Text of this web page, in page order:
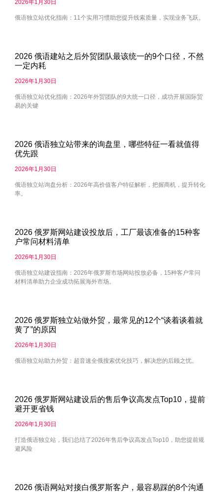
2026年1月30日
俄语独立站优化指南：11个实用习惯助您提升线索质量，实现业务飞跃。
2026 俄语建站之后外贸团队最该统一的9个口径，不然
一定内耗
2026年1月30日
俄语独立站优化指南：2026年外贸团队的9大统一口径，成功开展国际贸
易的关键
2026 俄语独立站带来的询盘里，哪些特征一看就值得
优先跟
2026年1月30日
俄语独立站询盘分析：2026年高价值客户特征解析，把握商机，提升转化
率。
2026 俄罗斯网站建设投放后，工厂最该准备的15种客
户常问材料清单
2026年1月30日
俄语独立站建设指南：2026年俄罗斯市场网站投放必备，15种客户常问
材料清单助力企业成功拓展海外市场。
2026 俄罗斯独立站做外贸，最常见的12个“谈着谈着就
黄了”的原因
2026年1月30日
俄语独立站助力外贸：超音速全俄搜索优化技巧，解决您的后顾之忧。
2026 俄罗斯网站建设后的售后争议高发点Top10，提前
避开更省钱
2026年1月30日
打造俄语独立站，我们总结了2026年售后争议高发点Top10，助您提前规
避风险
2026 俄语网站对接白俄罗斯客户，最容易踩的8个沟通